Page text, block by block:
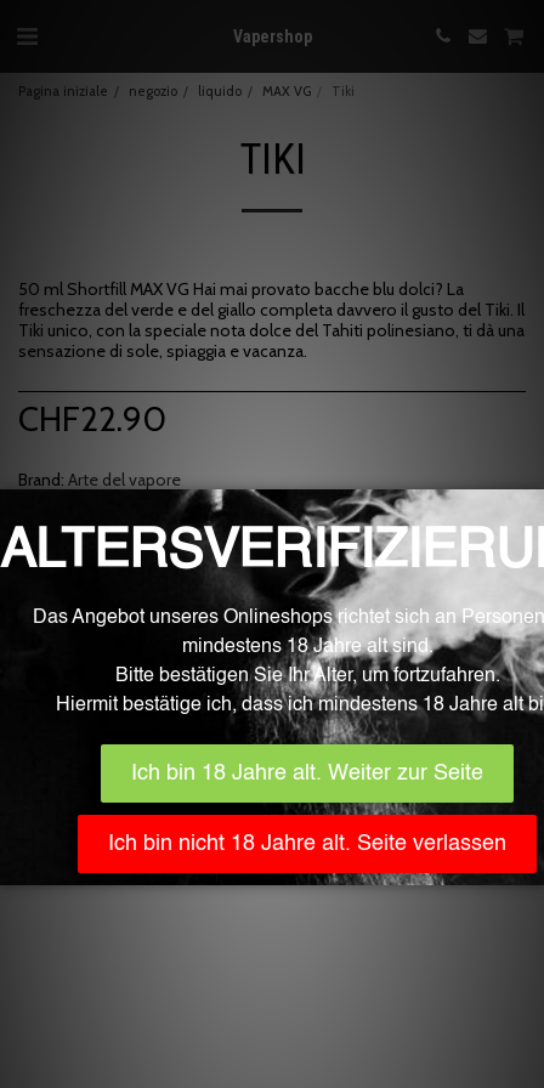
Vapershop
Pagina iniziale negozio liquido MAX VG Tiki
TIKI
50 ml Shortfill MAX VG Hai mai provato bacche blu dolci? La
freschezza del verde e del giallo completa davvero il gusto del Tiki. Il
Tiki unico, con la speciale nota dolce del Tahiti polinesiano, ti dà una
sensazione di sole, spiaggia e vacanza.
CHF22.90
Brand: Arte del vapore
AGGIUNGI AL CARRELLO
Prodotti Correlati
unicorno CHF22.90